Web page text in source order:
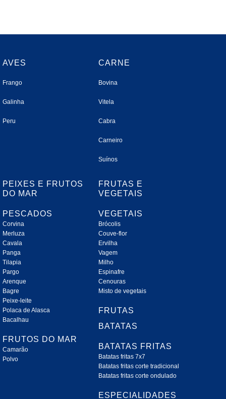
AVES
Frango
Galinha
Peru
CARNE
Bovina
Vitela
Cabra
Carneiro
Suínos
PEIXES E FRUTOS
DO MAR
PESCADOS
Corvina
Merluza
Cavala
Panga
Tilapia
Pargo
Arenque
Bagre
Peixe-leite
Polaca de Alasca
Bacalhau
FRUTOS DO MAR
Camarão
Polvo
FRUTAS E
VEGETAIS
VEGETAIS
Brócolis
Couve-flor
Ervilha
Vagem
Milho
Espinafre
Cenouras
Misto de vegetais
FRUTAS
BATATAS
BATATAS FRITAS
Batatas fritas 7x7
Batatas fritas corte tradicional
Batatas fritas corte ondulado
ESPECIALIDADES